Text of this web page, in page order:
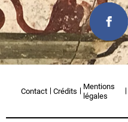
Contact Crédits
Mentions
légales